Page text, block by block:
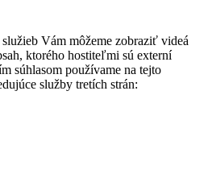
Vám môžeme zobraziť videá
ktorého hostiteľmi sú externí
súhlasom používame na tejto
služby tretích strán: